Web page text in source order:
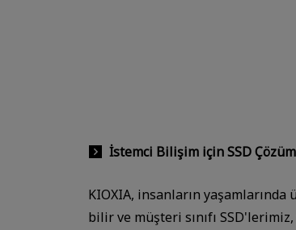
İstemci Bilişim için SSD
KIOXIA, insanların
bilir ve müşteri sınıfı